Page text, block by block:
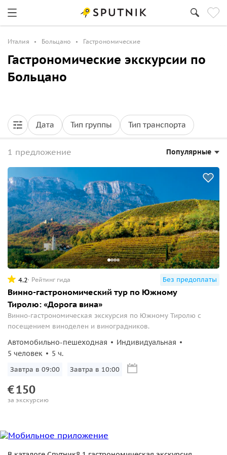
Италия Больцано Гастрономические
Гастрономические экскурсии по
Больцано
Дата Тип группы Тип транспорта
1 предложение Популярные
4.2 Рейтинг гида Без предоплаты
Винно-гастрономический тур по Южному
Тиролю: «Дорога вина»
Винно-гастрономическая экскурсия по Южному Тиролю с
посещением виноделен и виноградников.
Автомобильно-пешеходная
Индивидуальная
5 человек
5 ч.
Завтра в 09:00 Завтра в 10:00
€150
за экскурсию
Предложения соответствуют вашему поиску?